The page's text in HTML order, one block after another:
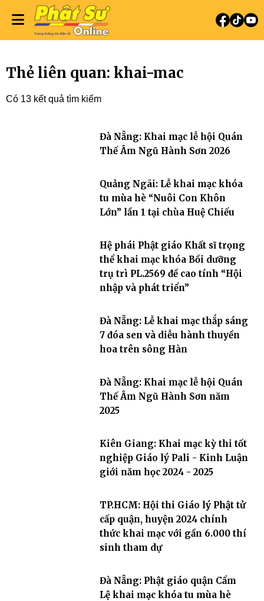
Thẻ liên quan: khai-mac
Có 13 kết quả tìm kiếm
Đà Nẵng: Khai mạc lễ hội Quán
Thế Âm Ngũ Hành Sơn 2026
Quảng Ngãi: Lễ khai mạc khóa
tu mùa hè “Nuôi Con Khôn
Lớn” lần 1 tại chùa Huệ Chiếu
Hệ phái Phật giáo Khất sĩ trọng
thể khai mạc khóa Bồi dưỡng
trụ trì PL.2569 đề cao tính “Hội
nhập và phát triển”
Đà Nẵng: Lễ khai mạc thắp sáng
7 đóa sen và diễu hành thuyền
hoa trên sông Hàn
Đà Nẵng: Khai mạc lễ hội Quán
Thế Âm Ngũ Hành Sơn năm
2025
Kiên Giang: Khai mạc kỳ thi tốt
nghiệp Giáo lý Pali - Kinh Luận
giới năm học 2024 - 2025
TP.HCM: Hội thi Giáo lý Phật tử
cấp quận, huyện 2024 chính
thức khai mạc với gần 6.000 thí
sinh tham dự
Đà Nẵng: Phật giáo quận Cẩm
Lệ khai mạc khóa tu mùa hè